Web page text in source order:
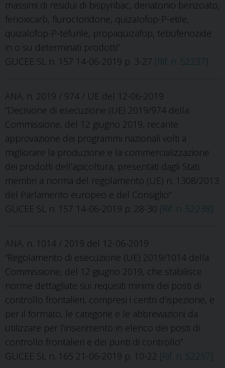
massimi di residui di bispyribac, denatonio benzoato,
fenoxicarb, flurocloridone, quizalofop-P-etile,
quizalofop-P-tefurile, propaquizafop, tebufenozide
in o su determinati prodotti”
GUCEE SL n. 157 14-06-2019 p. 3-27 [Rif. n. 52237]
ANA. n. 2019 / 974 / UE del 12-06-2019
“Decisione di esecuzione (UE) 2019/974 della
Commissione, del 12 giugno 2019, recante
approvazione dei programmi nazionali volti a
migliorare la produzione e la commercializzazione
dei prodotti dell’apicoltura, presentati dagli Stati
membri a norma del regolamento (UE) n. 1308/2013
del Parlamento europeo e del Consiglio”
GUCEE SL n. 157 14-06-2019 p. 28-30 [Rif. n. 52238]
ANA. n. 1014 / 2019 del 12-06-2019
“Regolamento di esecuzione (UE) 2019/1014 della
Commissione, del 12 giugno 2019, che stabilisce
norme dettagliate sui requisiti minimi dei posti di
controllo frontalieri, compresi i centri d’ispezione, e
per il formato, le categorie e le abbreviazioni da
utilizzare per l’inserimento in elenco dei posti di
controllo frontalieri e dei punti di controllo”
GUCEE SL n. 165 21-06-2019 p. 10-22 [Rif. n. 52257]